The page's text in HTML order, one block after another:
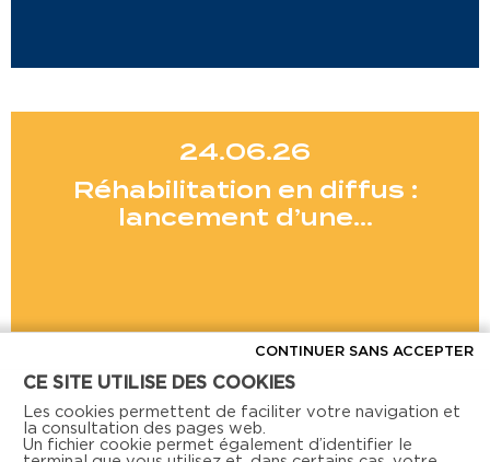
24.06.26
Réhabilitation en diffus :
lancement d’une…
Voir toutes les actus
CE SITE UTILISE DES COOKIES
Les cookies permettent de faciliter votre navigation et
la consultation des pages web.
Un fichier cookie permet également d’identifier le
CONTINUER SANS ACCEPTER